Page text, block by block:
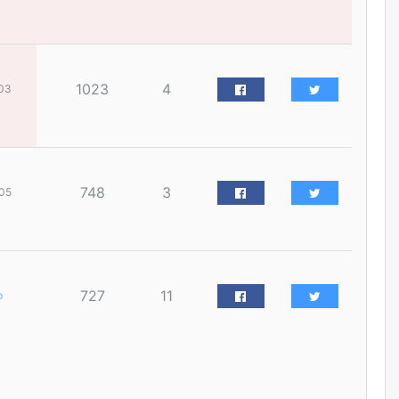
уржигдар
Орон сууц, нийтийн аж ахуй,
авто зам, тохижилт
холбоотой ГОМДОЛ их байгааг
1023 4
748 3
727 11